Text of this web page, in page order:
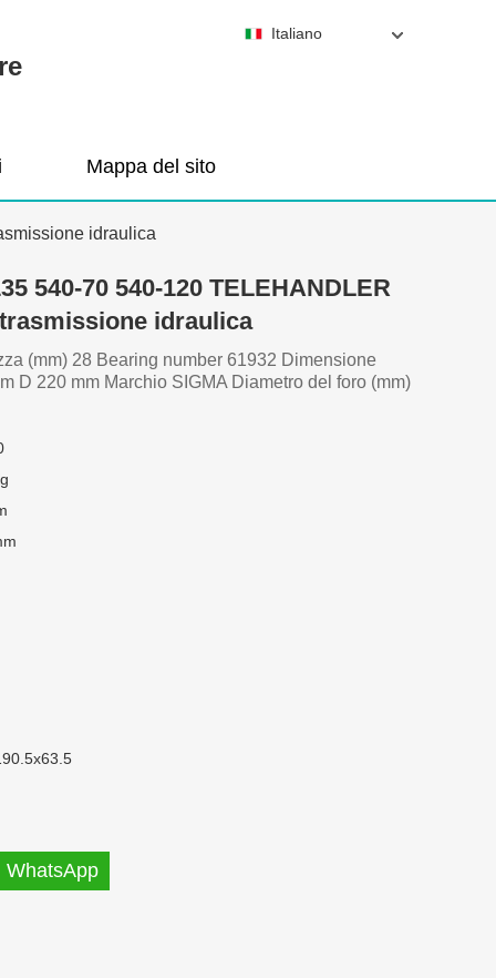
Mappa del sito
Italiano
idraulica
540-70 540-120 TELEHANDLER
idraulica
(mm) 28 Bearing number 61932 Dimensione
D 220 mm Marchio SIGMA Diametro del foro (mm)
WhatsApp